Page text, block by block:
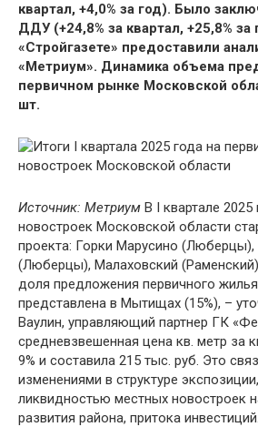
квартал, +4,0% за год). Было
ДДУ (+24,8% за квартал, +25,8%
«Стройгазете» предоставили
«Метриум». Динамика объема
первичном рынке Московской
шт.
Источник: Метриум В I квартале
новостроек Московской области
проекта: Горки Марусино (Люберцы),
(Люберцы), Малаховский
доля предложения первичного
представлена в Мытищах (15%), –
Ваулин, управляющий партнер ГК
средневзвешенная цена кв. метр за
9% и составила 215 тыс. руб. Это
изменениями в структуре
ликвидностью местных новостроек
развития района, притока